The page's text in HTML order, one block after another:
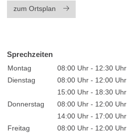
zum Ortsplan
Sprechzeiten
Montag
08:00 Uhr - 12:30 Uhr
Dienstag
08:00 Uhr - 12:00 Uhr
15:00 Uhr - 18:30 Uhr
Donnerstag
08:00 Uhr - 12:00 Uhr
14:00 Uhr - 17:00 Uhr
Freitag
08:00 Uhr - 12:00 Uhr